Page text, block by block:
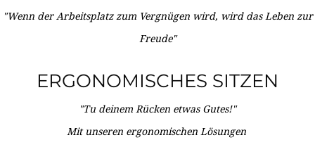
"Wenn der Arbeitsplatz zum Vergnügen wird, wird das Leben zur
Freude"
ERGONOMISCHES SITZEN
"Tu deinem Rücken etwas Gutes!"
Mit unseren ergonomischen Lösungen